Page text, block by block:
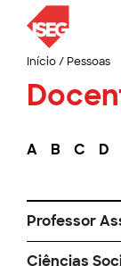
Início/ Pessoas
A B C D
Professor
Ciências